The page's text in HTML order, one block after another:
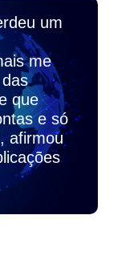
um
me
que
e só
afirmou